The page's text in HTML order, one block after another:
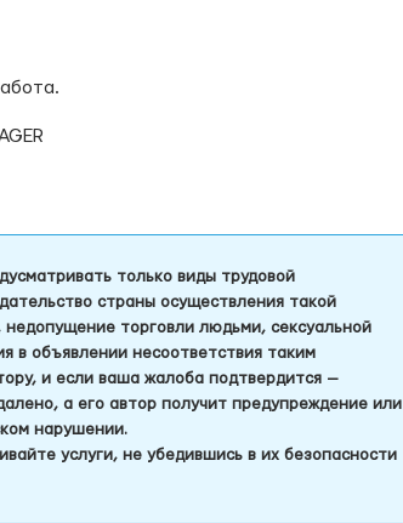
только виды трудовой
страны осуществления такой
торговли людьми, сексуальной
в объявлении несоответствия таким
и если ваша жалоба подтвердится —
а его автор получит предупреждение или
нарушении.
услуги, не убедившись в их безопасности